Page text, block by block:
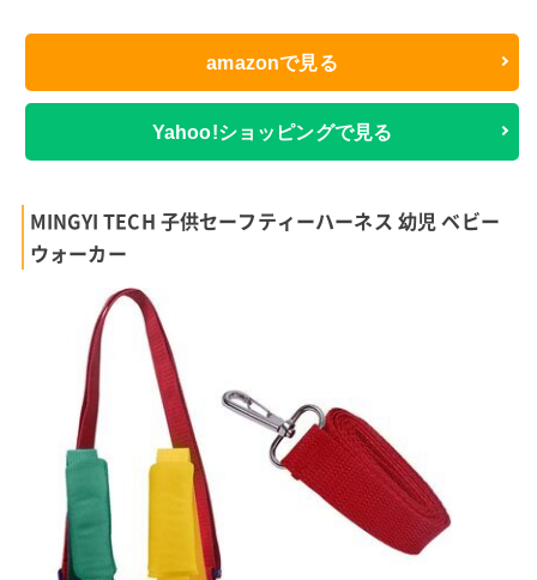
amazonで見る
Yahoo!ショッピングで見る
MINGYI TECH 子供セーフティーハーネス 幼児 ベビー
ウォーカー